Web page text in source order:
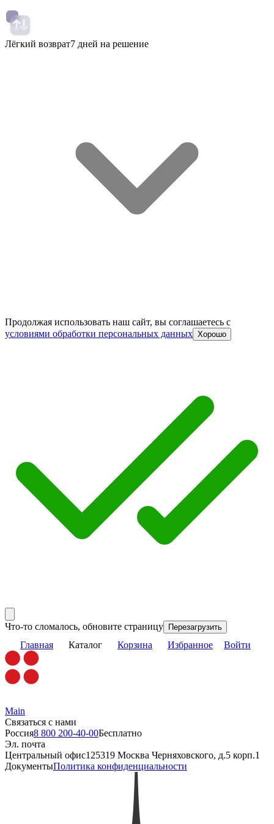
Лёгкий возврат7 дней на решение
Продолжая использовать наш сайт, вы соглашаетесь c
условиями обработки персональных данных Хорошо
Что-то сломалось, обновите страницу Перезагрузить
Главная Каталог Корзина Избранное Войти
Main
Связаться с нами
Россия8 800 200-40-00Бесплатно
Эл. почта
Центральный офис125319 Москва Черняховского, д.5 корп.1
ДокументыПолитика конфиденциальности